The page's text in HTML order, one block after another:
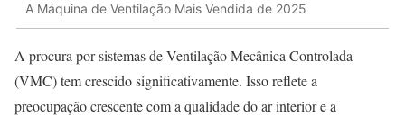
A Máquina de Ventilação Mais Vendida de 2025
A procura por sistemas de Ventilação Mecânica Controlada
(VMC) tem crescido significativamente. Isso reflete a
preocupação crescente com a qualidade do ar interior e a